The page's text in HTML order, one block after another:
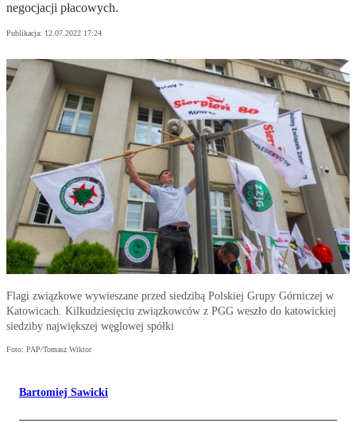
negocjacji płacowych.
Publikacja: 12.07.2022 17:24
Flagi związkowe wywieszane przed siedzibą Polskiej Grupy Górniczej w
Katowicach. Kilkudziesięciu związkowców z PGG weszło do katowickiej
siedziby największej węglowej spółki
Foto: PAP/Tomasz Wiktor
Bartomiej Sawicki